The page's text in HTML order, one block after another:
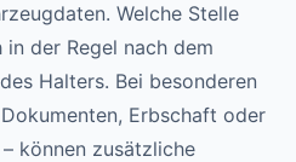
Welche Stelle
der Regel nach dem
Halters. Bei besonderen
Erbschaft oder
können zusätzliche